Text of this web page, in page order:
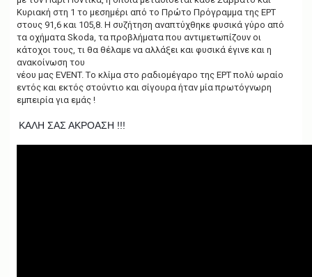
Κυριακή στη 1 το μεσημέρι από το Πρώτο Πρόγραμμα της ΕΡΤ
στους 91,6 και 105,8. Η συζήτηση αναπτύχθηκε φυσικά γύρο από
τα οχήματα Skoda, τα προβλήματα που αντιμετωπίζουν οι
κάτοχοι τους, τι θα θέλαμε να αλλάξει και φυσικά έγινε και η
ανακοίνωση του
νέου μας EVENT. Tο κλίμα στο ραδιομέγαρο της ΕΡΤ πολύ ωραίο
εντός και εκτός στούντιο και σίγουρα ήταν μία πρωτόγνωρη
εμπειρία για εμάς !
ΚΑΛΗ ΣΑΣ ΑΚΡΟΑΣΗ !!!